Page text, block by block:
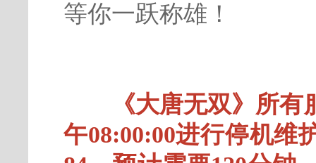
等你一跃称雄！
《大唐无双》所
午08:00:00进行停机维